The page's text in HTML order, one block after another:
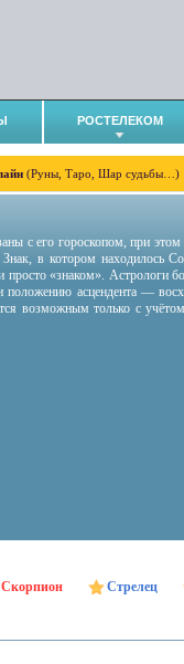
РОСТЕЛЕКОМ
(Руны, Таро, Шар судьбы…)
с его гороскопом, при
Знак, в котором находилось
«знаком». Астрологи
асцендента —
возможным только с
Скорпион Стрелец